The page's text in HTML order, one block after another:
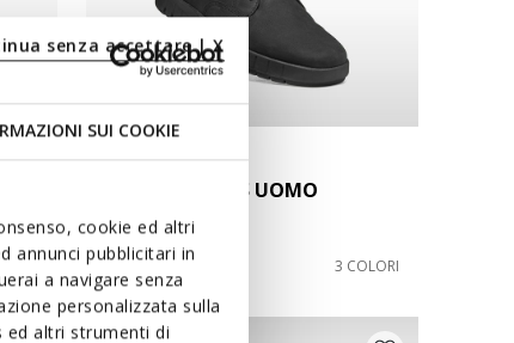
SUI COOKIE
cookie ed altri
annunci pubblicitari in
a navigare senza
personalizzata sulla
ed altri strumenti di
senza accettare | X
FAST IN SYSTEM
FLEXTRIDE PLUS UOMO
Scarpe slip in
L759,00
3 COLORI